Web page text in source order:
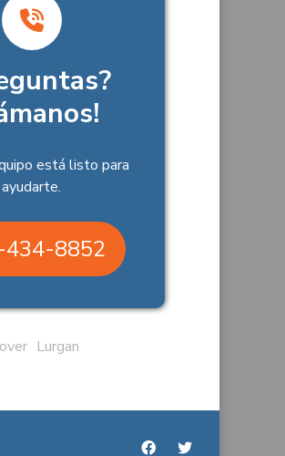
está listo para
ayudarte.
8852
Lurgan